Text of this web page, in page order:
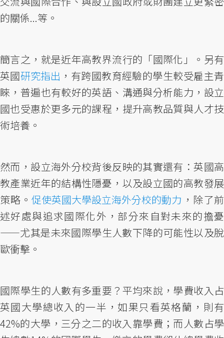
的關係...等。
簡言之，就是近年高教界流行的「國際化」。另有
英國研究指出 ，有跨國教育經驗的學生較受雇主青
睞，普遍也有較好的英語、溝通與分析能力，設立
國也受惠於更多元的課程，提升高教品質與人才技
術培養。
然而，設立海外分校背後反映的其實還有：英國高
教產業近年的結構性隱憂，以及設立國的高教發展
策略。促使英國大學設立海外分校的動力 ，除了前
述好處與追求國際化外，部分來自對未來的擔憂
——尤其是未來國際學生人數下降的可能性以及脫
歐衝擊。
國際學生的人數有多重要？平均來說，學費收入占
英國大學總收入的一半，如果只看英格蘭，則有
42%的大學，三分之二的收入靠學費；而人數占學